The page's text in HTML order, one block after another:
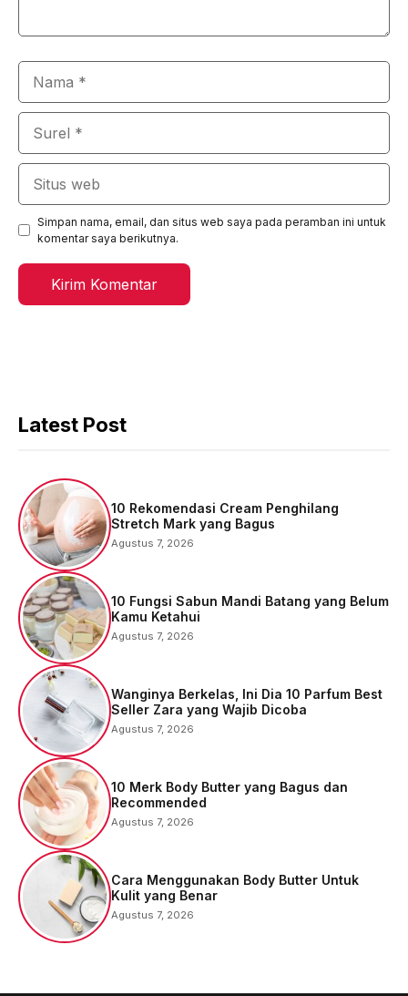
Simpan nama, email, dan situs web saya pada peramban ini untuk
komentar saya berikutnya.
Latest Post
10 Rekomendasi Cream Penghilang
Stretch Mark yang Bagus
Agustus 7, 2026
10 Fungsi Sabun Mandi Batang yang Belum
Kamu Ketahui
Agustus 7, 2026
Wanginya Berkelas, Ini Dia 10 Parfum Best
Seller Zara yang Wajib Dicoba
Agustus 7, 2026
10 Merk Body Butter yang Bagus dan
Recommended
Agustus 7, 2026
Cara Menggunakan Body Butter Untuk
Kulit yang Benar
Agustus 7, 2026